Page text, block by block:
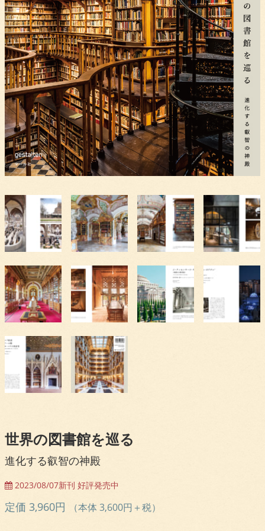
世界の図書館を巡る
進化する叡智の神殿
2023/08/07新刊 好評発売中
定価 3,960円 （本体 3,600円＋税）